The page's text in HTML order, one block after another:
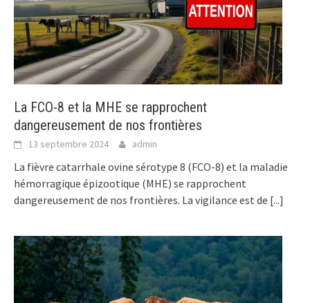
La FCO-8 et la MHE se rapprochent
dangereusement de nos frontières
13 septembre 2024 admin
La fièvre catarrhale ovine sérotype 8 (FCO-8) et la maladie
hémorragique épizootique (MHE) se rapprochent
dangereusement de nos frontières. La vigilance est de [...]